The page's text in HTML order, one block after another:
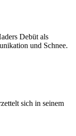
Debüt als
und Schnee.
sich in seinem